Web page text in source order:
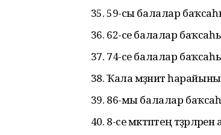
59-сы балалар
62-се балалар
74-се балалар
Ҡала мәҙәниәт
86-мы балалар
8-се мәктәптең